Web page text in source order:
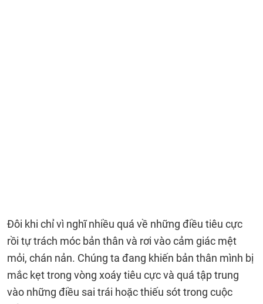
Đôi khi chỉ vì nghĩ nhiều quá về những điều tiêu cực
rồi tự trách móc bản thân và rơi vào cảm giác mệt
mỏi, chán nản. Chúng ta đang khiến bản thân mình bị
mắc kẹt trong vòng xoáy tiêu cực và quá tập trung
vào những điều sai trái hoặc thiếu sót trong cuộc